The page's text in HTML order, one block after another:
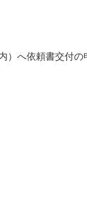
）へ依頼書交付の